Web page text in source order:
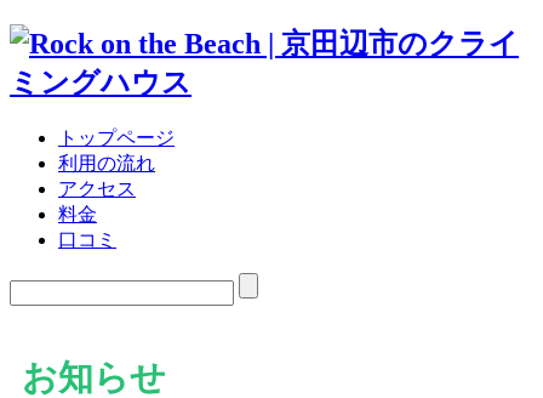
トップページ
利用の流れ
アクセス
料金
口コミ
お知らせ